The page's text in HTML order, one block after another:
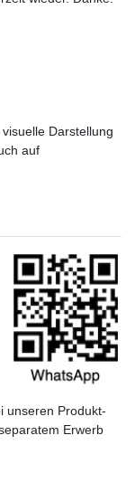
Darstellung
auf
unseren Produkt-
Erwerb